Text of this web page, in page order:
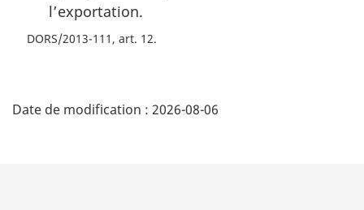
l’exportation.
DORS/2013-111, art. 12
é
Date de modification : 2026-08-06